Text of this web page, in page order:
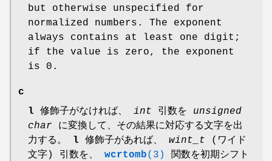
but otherwise unspecified for
normalized numbers. The exponent
always contains at least one digit;
if the value is zero, the exponent
is 0.
c
l 修飾子がなければ、 int 引数を unsigned
char に変換して、その結果に対応する文字を出
力する。 l 修飾子があれば、 wint_t (ワイド
文字) 引数を、 wcrtomb(3)
関数を初期シフト